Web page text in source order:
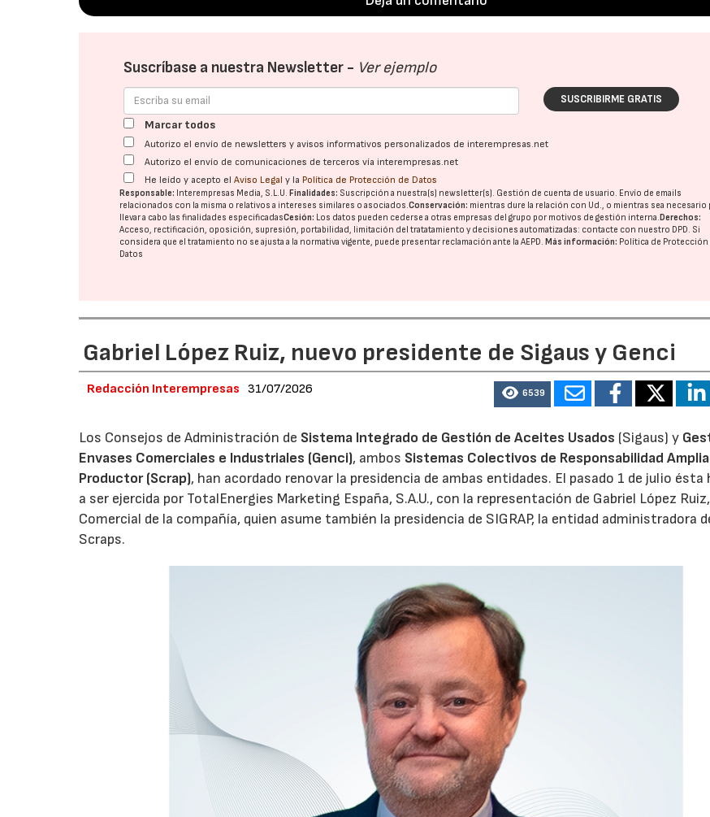
Suscríbase a nuestra Newsletter - Ver ejemplo
SUSCRIBIRME GRATIS
Marcar todos
Autorizo el envío de newsletters y avisos informativos personalizados de interempresas.net
Autorizo el envío de comunicaciones de terceros vía interempresas.net
He leído y acepto elAviso Legal y la Política de Protección de Datos
Responsable: Interempresas Media, S.L.U.Finalidades: Suscripción a nuestra(s) newsletter(s). Gestión de cuenta de usuario. Envío de emails
relacionados con la misma o relativos a intereses similares o asociados.Conservación: mientras dure la relación con Ud., o mientras sea necesario
llevar a cabo las finalidades especificadasCesión: Los datos pueden cederse a otras empresas del grupo por motivos de gestión interna.Derechos:
Acceso, rectificación, oposición, supresión, portabilidad, limitación del tratatamiento y decisiones automatizadas: contacte con nuestro DPD. Si
considera que el tratamiento no se ajusta a la normativa vigente, puede presentar reclamación ante laAEPD.Más información: Política de Protección
Datos
Gabriel López Ruiz, nuevo presidente de Sigaus y Genci
Redacción Interempresas 31/07/2026 6539
Los Consejos de Administración de Sistema Integrado de Gestión de Aceites Usados (Sigaus) y
Envases Comerciales e Industriales (Genci), ambos Sistemas Colectivos de Responsabilidad
Productor (Scrap), han acordado renovar la presidencia de ambas entidades. El pasado 1 de julio ésta
a ser ejercida por TotalEnergies Marketing España, S.A.U., con la representación de Gabriel López
Comercial de la compañía, quien asume también la presidencia de SIGRAP, la entidad administradora
Scraps.